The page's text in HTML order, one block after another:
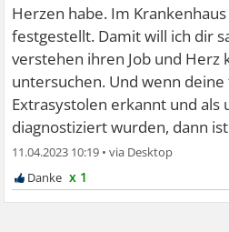
Herzen habe. Im
festgestellt. Damit will ich dir
verstehen ihren Job und Herz
untersuchen. Und wenn
Extrasystolen erkannt und als
diagnostiziert wurden, dann
11.04.2023 10:19 •
x 1